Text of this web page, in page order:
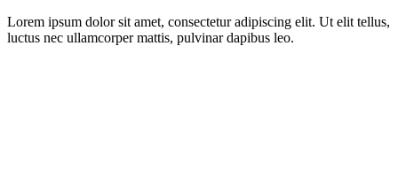
Lorem ipsum dolor sit amet, consectetur adipiscing elit. Ut elit tellus,
luctus nec ullamcorper mattis, pulvinar dapibus leo.